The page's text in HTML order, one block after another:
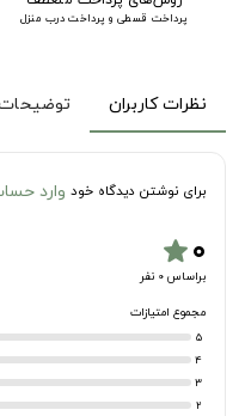
پرداخت قسطی و پرداخت درب منزل
نظرات کاربران
برای نوشتن دیدگاه خود وارد
۰star
براساس 0 نفر
مجموع امتیازات
5
4
3
2